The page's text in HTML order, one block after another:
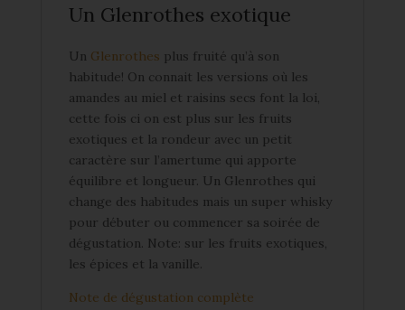
Un Glenrothes exotique
Un Glenrothes plus fruité qu’à son
habitude! On connait les versions où les
amandes au miel et raisins secs font la loi,
cette fois ci on est plus sur les fruits
exotiques et la rondeur avec un petit
caractère sur l’amertume qui apporte
équilibre et longueur. Un Glenrothes qui
change des habitudes mais un super whisky
pour débuter ou commencer sa soirée de
dégustation. Note: sur les fruits exotiques,
les épices et la vanille.
Note de dégustation complète